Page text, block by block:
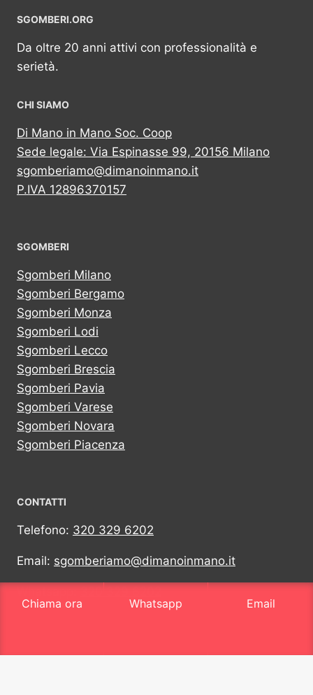
SGOMBERI.ORG
Da oltre 20 anni attivi con professionalità e
serietà.
CHI SIAMO
Di Mano in Mano Soc. Coop
Sede legale: Via Espinasse 99, 20156 Milano
sgomberiamo@dimanoinmano.it
P.IVA 12896370157
SGOMBERI
Sgomberi Milano
Sgomberi Bergamo
Sgomberi Monza
Sgomberi Lodi
Sgomberi Lecco
Sgomberi Brescia
Sgomberi Pavia
Sgomberi Varese
Sgomberi Novara
Sgomberi Piacenza
CONTATTI
Telefono: 320 329 6202
Email: sgomberiamo@dimanoinmano.it
Chiama ora
Whatsapp Email